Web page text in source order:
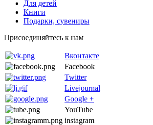
Для детей
Книги
Подарки, сувениры
Присоединяйтесь к нам
Вконтакте
Facebook
Twitter
Livejournal
Google +
YouTube
instagram